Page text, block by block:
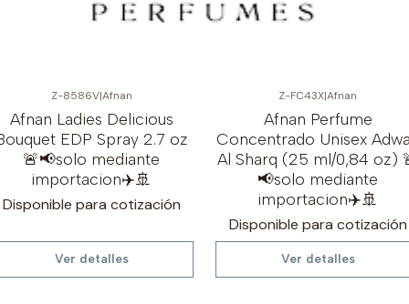
Z-8586V|Afnan
Afnan Ladies Delicious
EDP Spray 2.7 oz
🚨📢solo mediante
importacion✈️🚢
Disponible para cotización
Ver detalles
Z-FC43X|Afnan
Afnan Perfume
Concentrado Unisex
Al Sharq (25 ml/0,84 oz)
📢solo mediante
importacion✈️🚢
Disponible para cotización
Ver detalles